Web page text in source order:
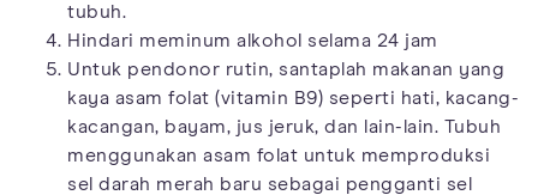
tubuh.
Hindari meminum alkohol selama 24 jam
Untuk pendonor rutin, santaplah makanan yang
kaya asam folat (vitamin B9) seperti hati, kacang-
kacangan, bayam, jus jeruk, dan lain-lain. Tubuh
menggunakan asam folat untuk memproduksi
sel darah merah baru sebagai pengganti sel